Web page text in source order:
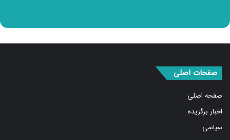
صفحه اصلی
اخبار برگزیده
سیاسی
بین الملل